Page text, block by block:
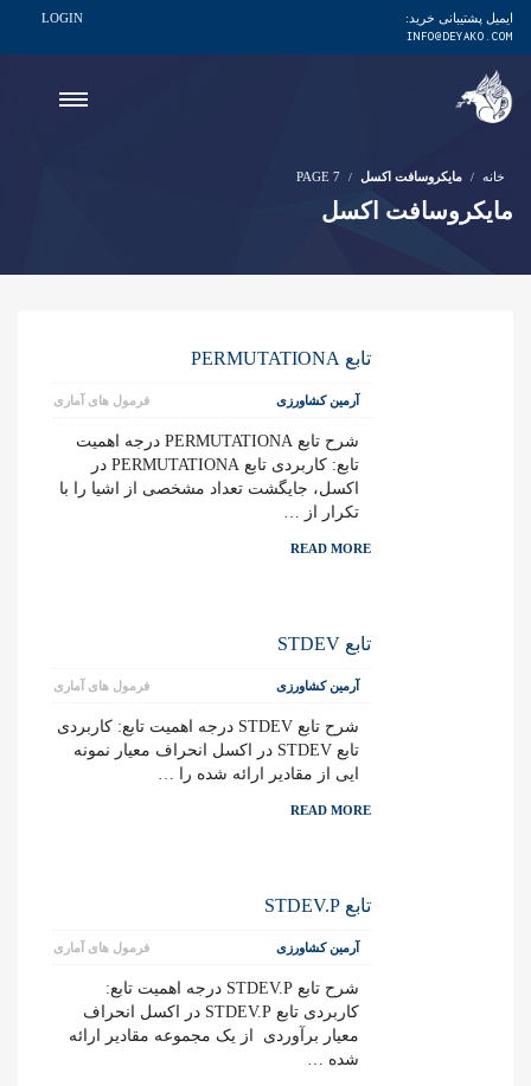
ایمیل پشتیبانی خرید:
INFO@DEYAKO.COM
LOGIN
خانه مایکروسافت اکسل PAGE 7
مایکروسافت اکسل
تابع PERMUTATIONA
فرمول های آماری آرمین کشاورزی
شرح تابع PERMUTATIONA درجه اهمیت
تابع: کاربردی تابع PERMUTATIONA در
اکسل، جایگشت تعداد مشخصی از اشیا را با
تکرار از …
READ MORE
تابع STDEV
فرمول های آماری آرمین کشاورزی
شرح تابع STDEV درجه اهمیت تابع: کاربردی
تابع STDEV در اکسل انحراف معیار نمونه
ایی از مقادیر ارائه شده را …
READ MORE
تابع STDEV.P
فرمول های آماری آرمین کشاورزی
شرح تابع STDEV.P درجه اهمیت تابع:
کاربردی تابع STDEV.P در اکسل انحراف
معیار برآوردی از یک مجموعه مقادیر ارائه
شده …